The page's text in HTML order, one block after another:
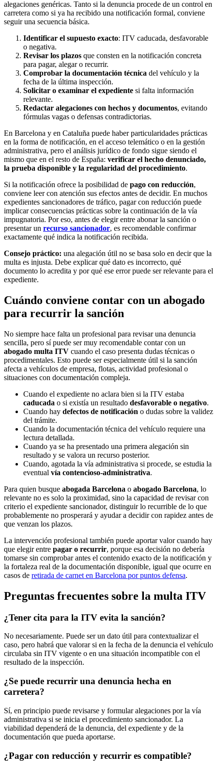
alegaciones genéricas. Tanto si la denuncia procede de un control en
carretera como si ya ha recibido una notificación formal, conviene
seguir una secuencia básica.
Identificar el supuesto exacto: ITV caducada, desfavorable
o negativa.
Revisar los plazos que consten en la notificación concreta
para pagar, alegar o recurrir.
Comprobar la documentación técnica del vehículo y la
fecha de la última inspección.
Solicitar o examinar el expediente si falta información
relevante.
Redactar alegaciones con hechos y documentos, evitando
fórmulas vagas o defensas contradictorias.
En Barcelona y en Cataluña puede haber particularidades prácticas
en la forma de notificación, en el acceso telemático o en la gestión
administrativa, pero el análisis jurídico de fondo sigue siendo el
mismo que en el resto de España: verificar el hecho denunciado,
la prueba disponible y la regularidad del procedimiento.
Si la notificación ofrece la posibilidad de pago con reducción,
conviene leer con atención sus efectos antes de decidir. En muchos
expedientes sancionadores de tráfico, pagar con reducción puede
implicar consecuencias prácticas sobre la continuación de la vía
impugnatoria. Por eso, antes de elegir entre abonar la sanción o
presentar un recurso sancionador, es recomendable confirmar
exactamente qué indica la notificación recibida.
Consejo práctico: una alegación útil no se basa solo en decir que la
multa es injusta. Debe explicar qué dato es incorrecto, qué
documento lo acredita y por qué ese error puede ser relevante para el
expediente.
Cuándo conviene contar con un abogado
para recurrir la sanción
No siempre hace falta un profesional para revisar una denuncia
sencilla, pero sí puede ser muy recomendable contar con un
abogado multa ITV cuando el caso presenta dudas técnicas o
procedimentales. Esto puede ser especialmente útil si la sanción
afecta a vehículos de empresa, flotas, actividad profesional o
situaciones con documentación compleja.
Cuando el expediente no aclara bien si la ITV estaba
caducada o si existía un resultado desfavorable o negativo.
Cuando hay defectos de notificación o dudas sobre la validez
del trámite.
Cuando la documentación técnica del vehículo requiere una
lectura detallada.
Cuando ya se ha presentado una primera alegación sin
resultado y se valora un recurso posterior.
Cuando, agotada la vía administrativa si procede, se estudia la
eventual vía contencioso-administrativa.
Para quien busque abogada Barcelona o abogado Barcelona, lo
relevante no es solo la proximidad, sino la capacidad de revisar con
criterio el expediente sancionador, distinguir lo recurrible de lo que
probablemente no prosperará y ayudar a decidir con rapidez antes de
que venzan los plazos.
La intervención profesional también puede aportar valor cuando hay
que elegir entre pagar o recurrir, porque esa decisión no debería
tomarse sin comprobar antes el contenido exacto de la notificación y
la fortaleza real de la documentación disponible, igual que ocurre en
casos de retirada de carnet en Barcelona por puntos defensa.
Preguntas frecuentes sobre la multa ITV
¿Tener cita para la ITV evita la sanción?
No necesariamente. Puede ser un dato útil para contextualizar el
caso, pero habrá que valorar si en la fecha de la denuncia el vehículo
circulaba sin ITV vigente o en una situación incompatible con el
resultado de la inspección.
¿Se puede recurrir una denuncia hecha en
carretera?
Sí, en principio puede revisarse y formular alegaciones por la vía
administrativa si se inicia el procedimiento sancionador. La
viabilidad dependerá de la denuncia, del expediente y de la
documentación que pueda aportarse.
¿Pagar con reducción y recurrir es compatible?